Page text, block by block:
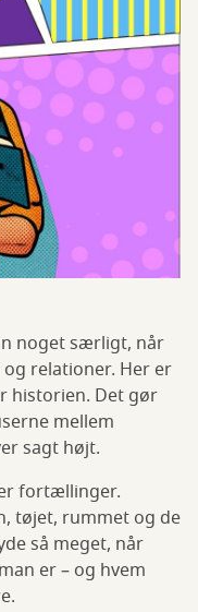
noget særligt, når
relationer. Her er
historien. Det gør
mellem
sagt højt.
fortællinger.
tøjet, rummet og de
så meget, når
er – og hvem